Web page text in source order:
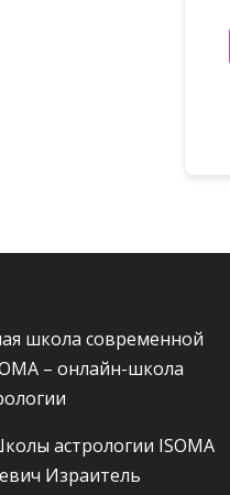
школа современной
– онлайн-школа
астрологии ISOMA
Израитель